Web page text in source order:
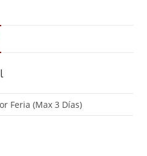
Feria (Max 3 Días)